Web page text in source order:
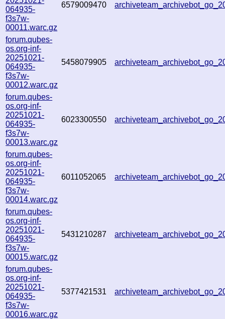
064935-
f3s7w-
00011.warc.gz
6579009470
forum.qubes-
os.org-inf-
20251021-
064935-
f3s7w-
00012.warc.gz
5458079905
forum.qubes-
os.org-inf-
20251021-
064935-
f3s7w-
00013.warc.gz
6023300550
forum.qubes-
os.org-inf-
20251021-
064935-
f3s7w-
00014.warc.gz
6011052065
forum.qubes-
os.org-inf-
20251021-
064935-
f3s7w-
00015.warc.gz
5431210287
forum.qubes-
os.org-inf-
20251021-
064935-
f3s7w-
00016.warc.gz
5377421531